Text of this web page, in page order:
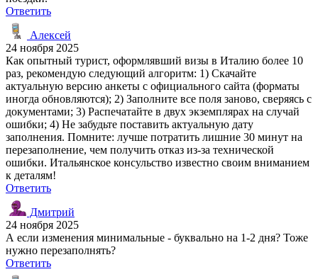
Ответить
Алексей
24 ноября 2025
Как опытный турист, оформлявший визы в Италию более 10
раз, рекомендую следующий алгоритм: 1) Скачайте
актуальную версию анкеты с официального сайта (форматы
иногда обновляются); 2) Заполните все поля заново, сверяясь с
документами; 3) Распечатайте в двух экземплярах на случай
ошибки; 4) Не забудьте поставить актуальную дату
заполнения. Помните: лучше потратить лишние 30 минут на
перезаполнение, чем получить отказ из-за технической
ошибки. Итальянское консульство известно своим вниманием
к деталям!
Ответить
Дмитрий
24 ноября 2025
А если изменения минимальные - буквально на 1-2 дня? Тоже
нужно перезаполнять?
Ответить